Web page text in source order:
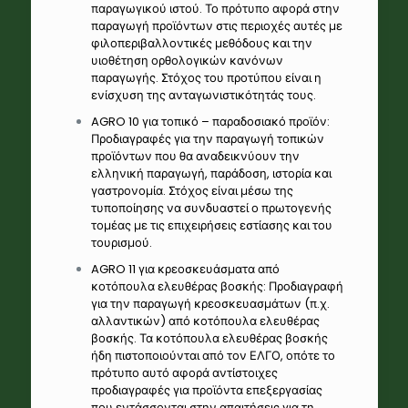
παραγωγικού ιστού. Το πρότυπο αφορά στην
παραγωγή προϊόντων στις περιοχές αυτές με
φιλοπεριβαλλοντικές μεθόδους και την
υιοθέτηση ορθολογικών κανόνων
παραγωγής. Στόχος του προτύπου είναι η
ενίσχυση της ανταγωνιστικότητάς τους.
AGRO 10 για τοπικό – παραδοσιακό προϊόν:
Προδιαγραφές για την παραγωγή τοπικών
προϊόντων που θα αναδεικνύουν την
ελληνική παραγωγή, παράδοση, ιστορία και
γαστρονομία. Στόχος είναι μέσω της
τυποποίησης να συνδυαστεί ο πρωτογενής
τομέας με τις επιχειρήσεις εστίασης και του
τουρισμού.
AGRO 11 για κρεοσκευάσματα από
κοτόπουλα ελευθέρας βοσκής: Προδιαγραφή
για την παραγωγή κρεοσκευασμάτων (π.χ.
αλλαντικών) από κοτόπουλα ελευθέρας
βοσκής. Τα κοτόπουλα ελευθέρας βοσκής
ήδη πιστοποιούνται από τον ΕΛΓΟ, οπότε το
πρότυπο αυτό αφορά αντίστοιχες
προδιαγραφές για προϊόντα επεξεργασίας